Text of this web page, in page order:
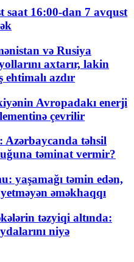
saat 16:00-dan 7 avqust
və Rusiya
axtarır, lakin
ehtimalı azdır
Avropadakı enerji
çevrilir
təhsil
təminat vermir?
yaşamağı təmin edən,
əməkhaqqı
təzyiqi altında:
niyə